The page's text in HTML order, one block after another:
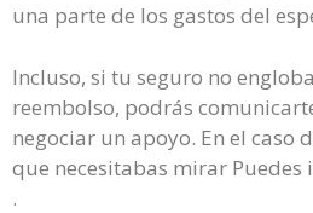
una parte de los gastos del
Incluso, si tu seguro no
reembolso, podrás
negociar un apoyo. En el caso
que necesitabas mirar
.